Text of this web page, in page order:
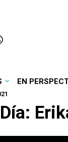
EN